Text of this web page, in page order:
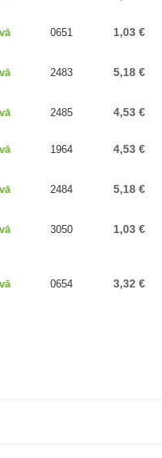
0651 1,03 €
2483 5,18 €
2485 4,53 €
1964 4,53 €
2484 5,18 €
3050 1,03 €
0654 3,32 €